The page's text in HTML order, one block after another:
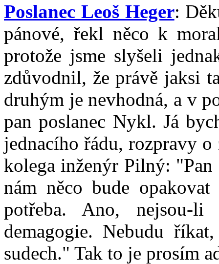
Poslanec Leoš Heger:
pánové, řekl něco k
protože jsme slyšeli
zdůvodnil, že právě jaksi
druhým je nevhodná, a v
pan poslanec Nykl. Já
jednacího řádu, rozpravy
kolega inženýr Pilný: "Pan
nám něco bude
potřeba. Ano, nejsou-li
demagogie. Nebudu
sudech." Tak to je prosím